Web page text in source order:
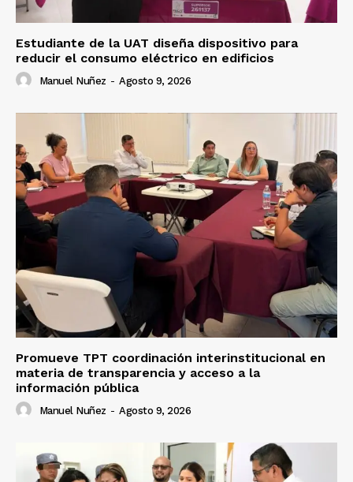
Estudiante de la UAT diseña dispositivo para
reducir el consumo eléctrico en edificios
Manuel Nuñez - Agosto 9, 2026
Promueve TPT coordinación interinstitucional en
materia de transparencia y acceso a la
información pública
Manuel Nuñez - Agosto 9, 2026